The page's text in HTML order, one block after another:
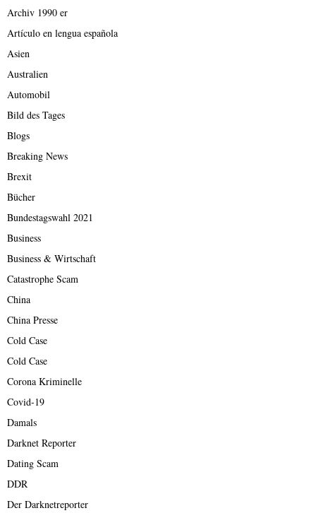
Archiv 1990 er
Artículo en lengua española
Asien
Australien
Automobil
Bild des Tages
Blogs
Breaking News
Brexit
Bücher
Bundestagswahl 2021
Business
Business & Wirtschaft
Catastrophe Scam
China
China Presse
Cold Case
Cold Case
Corona Kriminelle
Covid-19
Damals
Darknet Reporter
Dating Scam
DDR
Der Darknetreporter